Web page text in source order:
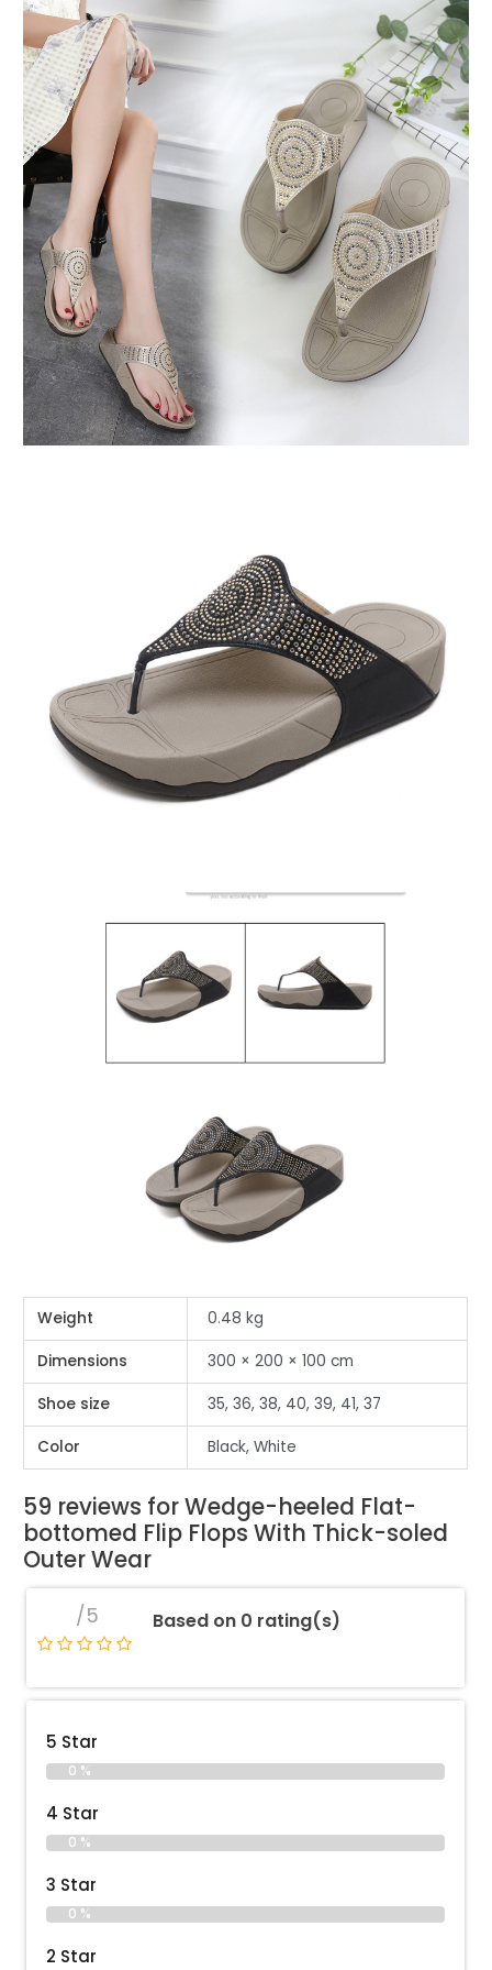
Weight 0.48 kg
Dimensions 300 × 200 × 100 cm
Shoe size 35, 36, 38, 40, 39, 41, 37
Color Black, White
59 reviews forWedge-heeled Flat-
bottomed Flip Flops With Thick-soled
Outer Wear
/5 Based on 0 rating(s)
5 Star
0 %
4 Star
0 %
3 Star
0 %
2 Star